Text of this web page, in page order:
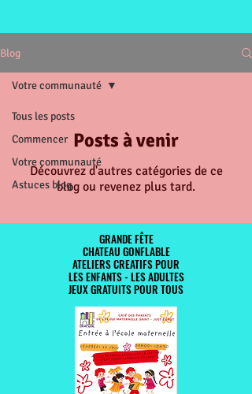
Blog
Tous les posts
Commencer
Votre communauté
Astuces blog
Votre communauté
Posts à venir
Découvrez d'autres catégories de ce
blog ou revenez plus tard.
GRANDE FÊTE
CHATEAU GONFLABLE
ATELIERS CREATIFS POUR
LES ENFANTS - LES ADULTES
JEUX GRATUITS POUR TOUS
GRANDE FÊTE
CHATEAU GONFLABLE
ATELIERS CREATIFS POUR
LES ENFANTS - LES ADULTES
JEUX GRATUITS POUR TOUS